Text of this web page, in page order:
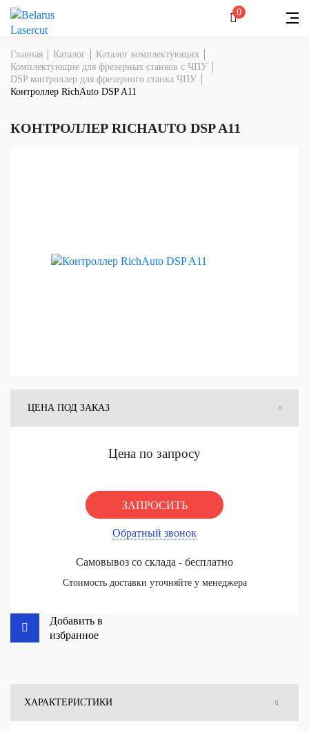
0
Главная Каталог
Каталог комплектующих
Комплектующие для фрезерных станков с ЧПУ
DSP контроллер для фрезерного станка ЧПУ
Контроллер RichAuto DSP A11
КОНТРОЛЛЕР RICHAUTO DSP A11
ЦЕНА ПОД ЗАКАЗ
Цена по запросу
ЗАПРОСИТЬ
Обратный звонок
Самовывоз со склада - бесплатно
Стоимость доставки уточняйте у менеджера
Добавить в
избранное
ХАРАКТЕРИСТИКИ